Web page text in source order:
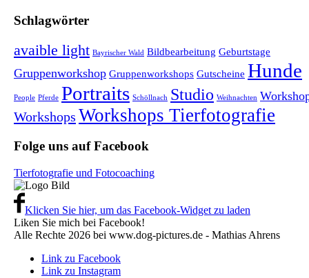
Schlagwörter
avaible light Bayrischer Wald Bildbearbeitung Geburtstage
Gruppenworkshop Gruppenworkshops Gutscheine Hunde
People Pferde Portraits Schöllnach Studio Weihnachten
Workshops Workshops Tierfotografie
Folge uns auf Facebook
Tierfotografie und Fotocoaching
Klicken Sie hier, um das Facebook-Widget zu laden
Liken Sie mich bei Facebook!
Alle Rechte 2026 bei www.dog-pictures.de - Mathias Ahrens
Link zu Facebook
Link zu Instagram